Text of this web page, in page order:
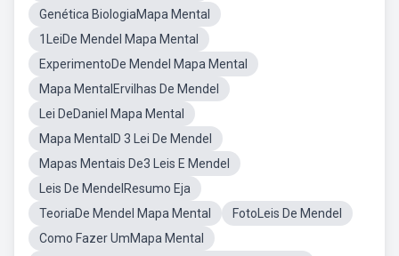
Genética BiologiaMapa Mental
1LeiDe Mendel Mapa Mental
ExperimentoDe Mendel Mapa Mental
Mapa MentalErvilhas De Mendel
Lei DeDaniel Mapa Mental
Mapa MentalD 3 Lei De Mendel
Mapas Mentais De3 Leis E Mendel
Leis De MendelResumo Eja
TeoriaDe Mendel Mapa Mental
FotoLeis De Mendel
Como Fazer UmMapa Mental